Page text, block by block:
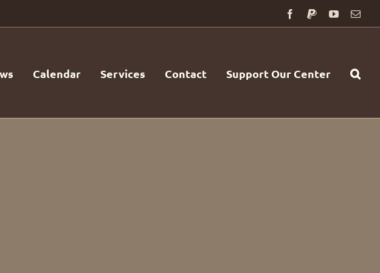
Facebook
PayPalYouTube
Calendar Services Contact Support Our Center